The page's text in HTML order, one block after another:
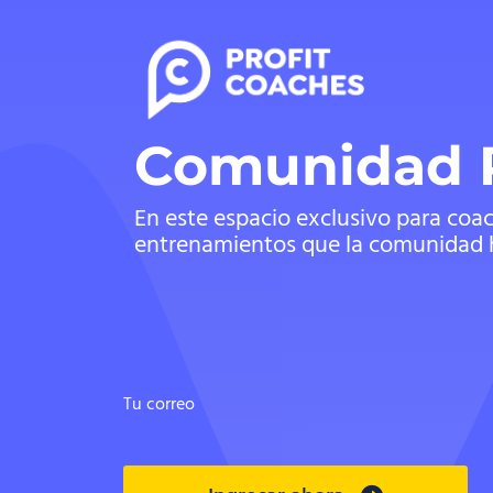
Comunidad
En este espacio exclusivo para
entrenamientos que la
Tu correo